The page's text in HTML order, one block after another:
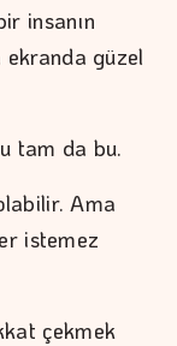
insanın
güzel
tam da bu.
Ama
istemez
çekmek